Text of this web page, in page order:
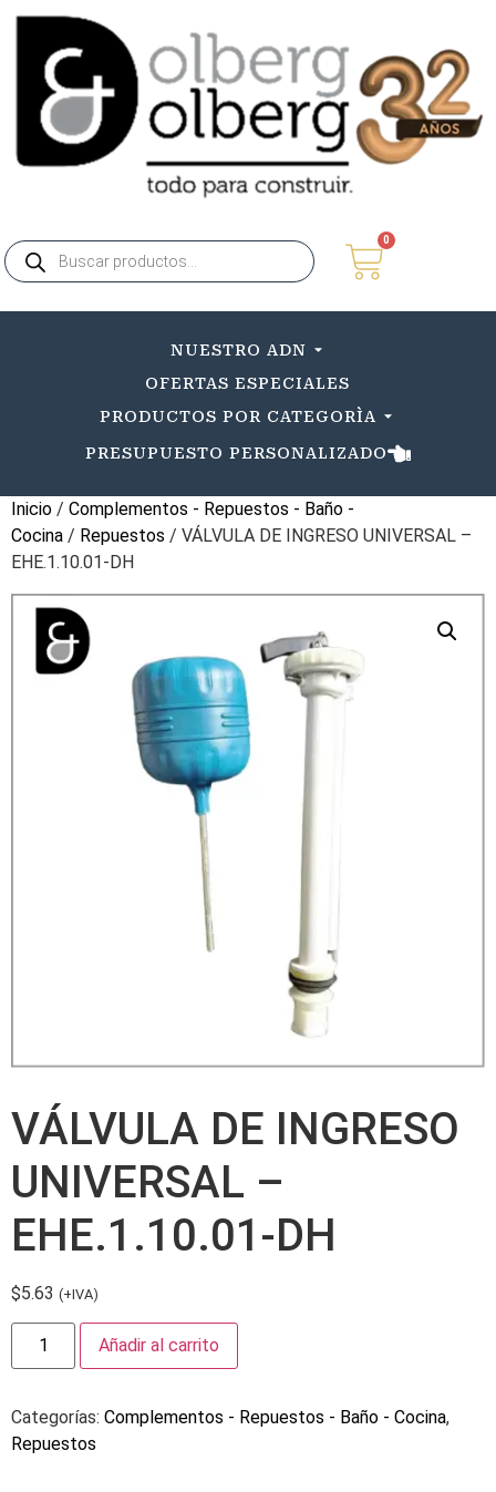
0
NUESTRO ADN
OFERTAS ESPECIALES
PRODUCTOS POR CATEGORÌA
PRESUPUESTO PERSONALIZADO
Inicio / Complementos - Repuestos - Baño -
Cocina / Repuestos / VÁLVULA DE INGRESO UNIVERSAL –
EHE.1.10.01-DH
VÁLVULA DE INGRESO
UNIVERSAL –
EHE.1.10.01-DH
$5.63 (+IVA)
Añadir al carrito
Categorías: Complementos - Repuestos - Baño - Cocina,
Repuestos